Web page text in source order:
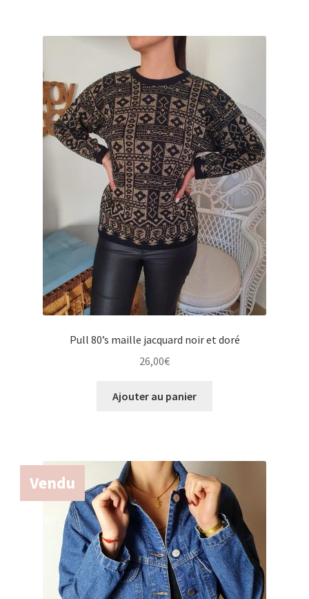
Pull 80’s maille jacquard noir et doré
26,00€
Ajouter au panier
Vendu